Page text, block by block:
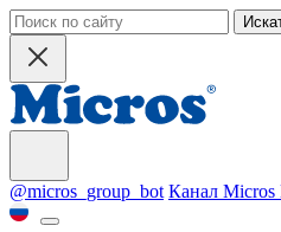
@micros_group_bot Канал Micros